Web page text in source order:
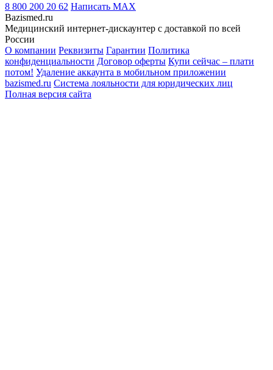
8 800 200 20 62 Написать MAX
Bazismed.ru
Медицинский интернет-дискаунтер с доставкой по всей
России
О компании Реквизиты Гарантии Политика
конфиденциальности Договор оферты Купи сейчас – плати
потом! Удаление аккаунта в мобильном приложении
bazismed.ru Система лояльности для юридических лиц
Полная версия сайта